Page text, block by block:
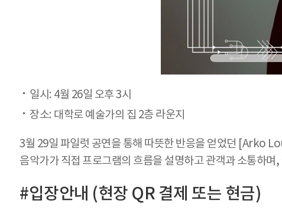
일시: 4월 26일 오후 3시
장소: 대학로 예술가의 집 2층 라운지
3월 29일 파일럿 공연을 통해 따뜻한 반응을 얻었던 [Arko
음악가가 직접 프로그램의 흐름을 설명하고 관객과 소통하
#입장안내 (현장 QR 결제 또는 현금)